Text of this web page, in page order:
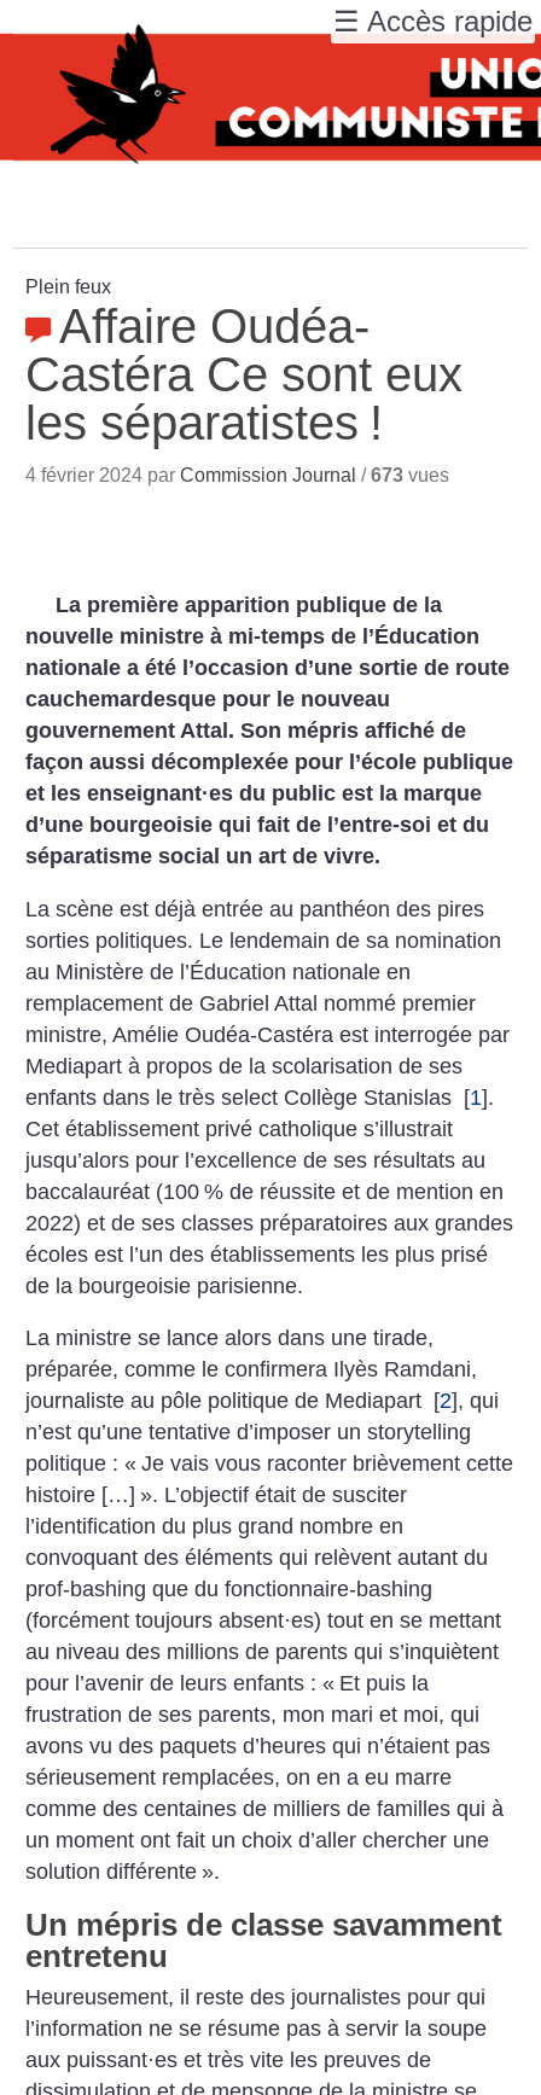
Plein feux
Affaire Oudéa-
Castéra Ce sont eux
les séparatistes !
4 février 2024 parCommission Journal /673 vues
La première apparition publique de la
nouvelle ministre à mi-temps de l’Éducation
nationale a été l’occasion d’une sortie de route
cauchemardesque pour le nouveau
gouvernement Attal. Son mépris affiché de
façon aussi décomplexée pour l’école publique
et les enseignant·es du public est la marque
d’une bourgeoisie qui fait de l’entre-soi et du
séparatisme social un art de vivre.
La scène est déjà entrée au panthéon des pires
sorties politiques. Le lendemain de sa nomination
au Ministère de l’Éducation nationale en
remplacement de Gabriel Attal nommé premier
ministre, Amélie Oudéa-Castéra est interrogée par
Mediapart à propos de la scolarisation de ses
enfants dans le très select Collège Stanislas [1].
Cet établissement privé catholique s’illustrait
jusqu’alors pour l’excellence de ses résultats au
baccalauréat (100 % de réussite et de mention en
2022) et de ses classes préparatoires aux grandes
écoles est l’un des établissements les plus prisé
de la bourgeoisie parisienne.
La ministre se lance alors dans une tirade,
préparée, comme le confirmera Ilyès Ramdani,
journaliste au pôle politique de Mediapart [2], qui
n’est qu’une tentative d’imposer un storytelling
politique : « Je vais vous raconter brièvement cette
histoire […] ». L’objectif était de susciter
l’identification du plus grand nombre en
convoquant des éléments qui relèvent autant du
prof-bashing que du fonctionnaire-bashing
(forcément toujours absent·es) tout en se mettant
au niveau des millions de parents qui s’inquiètent
pour l’avenir de leurs enfants : « Et puis la
frustration de ses parents, mon mari et moi, qui
avons vu des paquets d’heures qui n’étaient pas
sérieusement remplacées, on en a eu marre
comme des centaines de milliers de familles qui à
un moment ont fait un choix d’aller chercher une
solution différente ».
Un mépris de classe savamment
entretenu
Heureusement, il reste des journalistes pour qui
l’information ne se résume pas à servir la soupe
aux puissant·es et très vite les preuves de
☰ Accès rapide